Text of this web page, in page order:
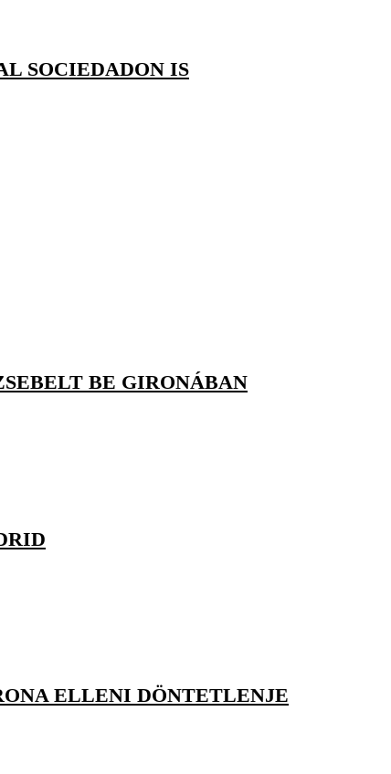
SOCIEDADON IS
BE GIRONÁBAN
ELLENI DÖNTETLENJE